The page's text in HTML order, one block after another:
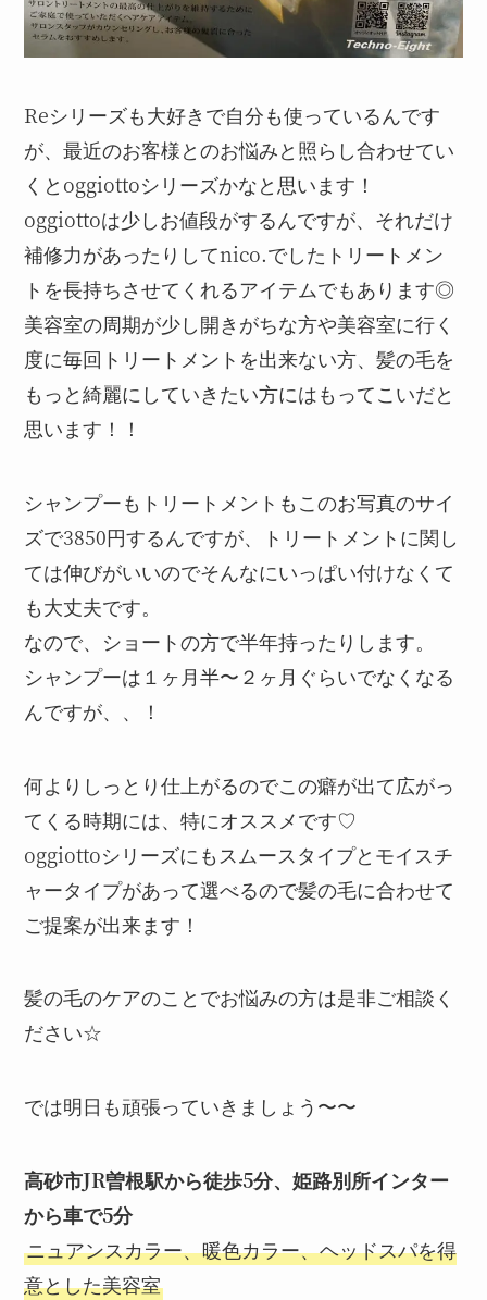
Reシリーズも大好きで自分も使っているんです
が、最近のお客様とのお悩みと照らし合わせてい
くとoggiottoシリーズかなと思います！
oggiottoは少しお値段がするんですが、それだけ
補修力があったりしてnico.でしたトリートメン
トを長持ちさせてくれるアイテムでもあります◎
美容室の周期が少し開きがちな方や美容室に行く
度に毎回トリートメントを出来ない方、髪の毛を
もっと綺麗にしていきたい方にはもってこいだと
思います！！
シャンプーもトリートメントもこのお写真のサイ
ズで3850円するんですが、トリートメントに関し
ては伸びがいいのでそんなにいっぱい付けなくて
も大丈夫です。
なので、ショートの方で半年持ったりします。
シャンプーは１ヶ月半〜２ヶ月ぐらいでなくなる
んですが、、！
何よりしっとり仕上がるのでこの癖が出て広がっ
てくる時期には、特にオススメです♡
oggiottoシリーズにもスムースタイプとモイスチ
ャータイプがあって選べるので髪の毛に合わせて
ご提案が出来ます！
髪の毛のケアのことでお悩みの方は是非ご相談く
ださい☆
では明日も頑張っていきましょう〜〜
高砂市JR曽根駅から徒歩5分、姫路別所インター
から車で5分
ニュアンスカラー、暖色カラー、ヘッドスパを得
意とした美容室